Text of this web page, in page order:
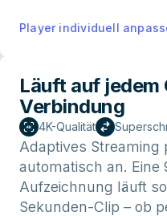
Player individuell
Läuft auf jedem
Verbindung
4K-Qualität
Adaptives Streaming
automatisch an. Eine
Aufzeichnung läuft
Sekunden-Clip – ob